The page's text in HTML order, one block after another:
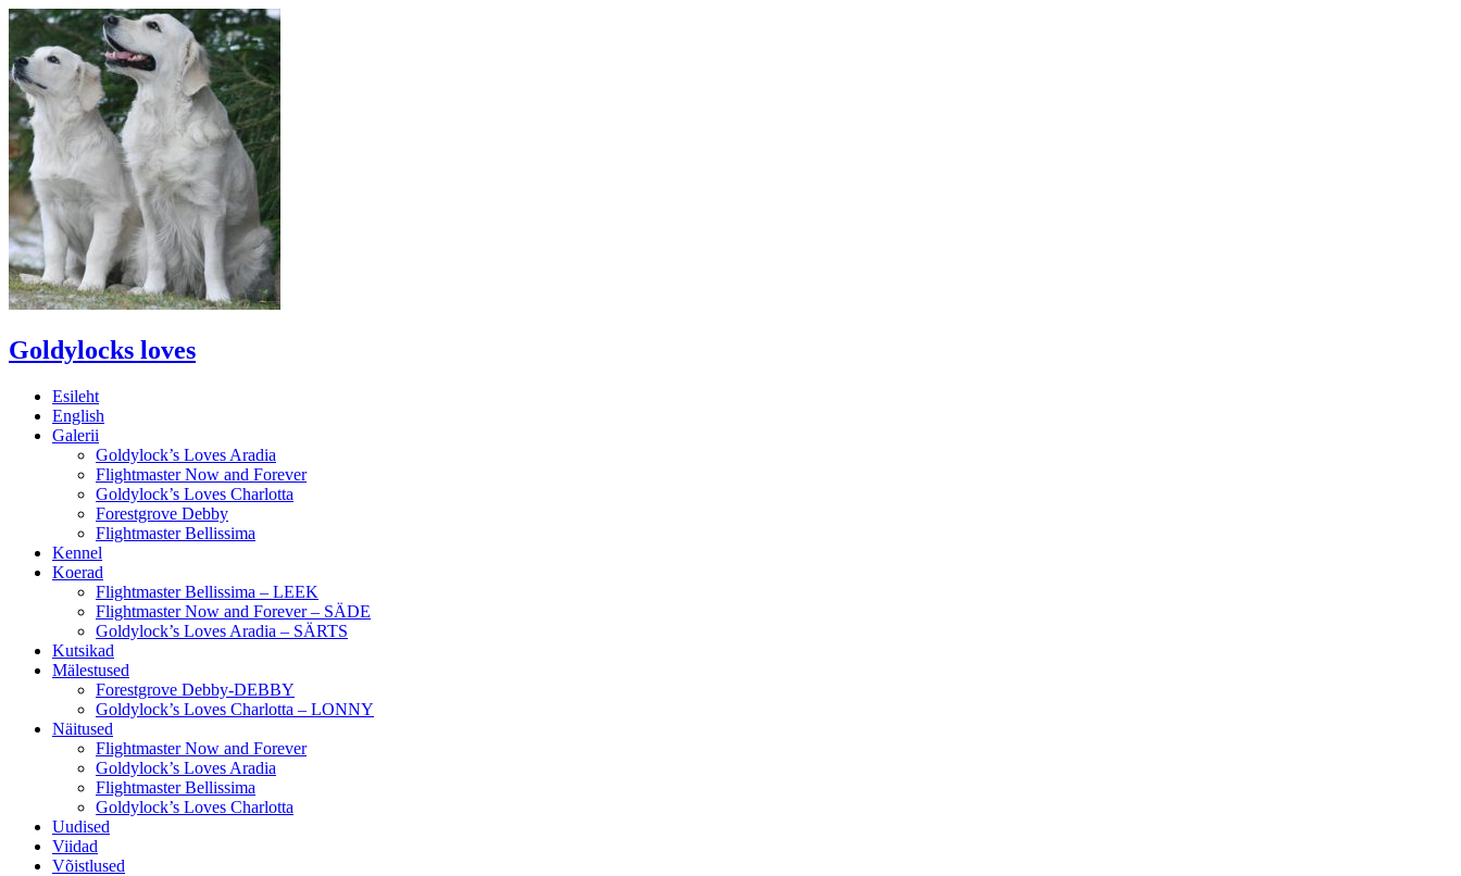
Goldylocks loves
Esileht
English
Galerii
Goldylock’s Loves Aradia
Flightmaster Now and Forever
Goldylock’s Loves Charlotta
Forestgrove Debby
Flightmaster Bellissima
Kennel
Koerad
Flightmaster Bellissima – LEEK
Flightmaster Now and Forever – SÄDE
Goldylock’s Loves Aradia – SÄRTS
Kutsikad
Mälestused
Forestgrove Debby-DEBBY
Goldylock’s Loves Charlotta – LONNY
Näitused
Flightmaster Now and Forever
Goldylock’s Loves Aradia
Flightmaster Bellissima
Goldylock’s Loves Charlotta
Uudised
Viidad
Võistlused